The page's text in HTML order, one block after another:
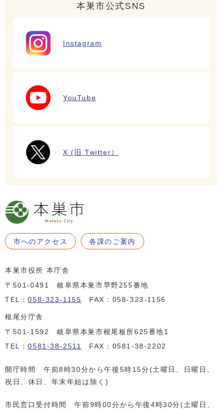
本巣市公式SNS
Instagram
YouTube
X (旧 Twitter）
市へのアクセス 各課のご案内
本巣市役所 本庁舎
〒501-0491 岐阜県本巣市早野255番地
TEL：058-323-1155 FAX：058-323-1156
根尾分庁舎
〒501-1592 岐阜県本巣市根尾板所625番地1
TEL：0581-38-2511 FAX：0581-38-2202
開庁時間 午前8時30分から午後5時15分(土曜日、日曜日、
祝日、休日、年末年始は除く)
市民窓口受付時間 午前9時00分から午後4時30分(土曜日、